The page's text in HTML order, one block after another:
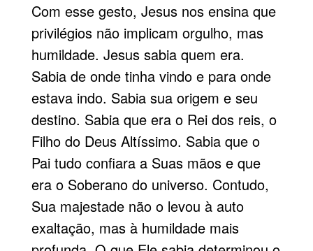
Com esse gesto, Jesus nos ensina que
privilégios não implicam orgulho, mas
humildade. Jesus sabia quem era.
Sabia de onde tinha vindo e para onde
estava indo. Sabia sua origem e seu
destino. Sabia que era o Rei dos reis, o
Filho do Deus Altíssimo. Sabia que o
Pai tudo confiara a Suas mãos e que
era o Soberano do universo. Contudo,
Sua majestade não o levou à auto
exaltação, mas à humildade mais